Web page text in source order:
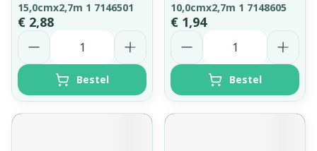
15,0cmx2,7m 1 7146501
€ 2,88
Aantal
Bestel
10,0cmx2,7m 1 7148605
€ 1,94
Aantal
Bestel